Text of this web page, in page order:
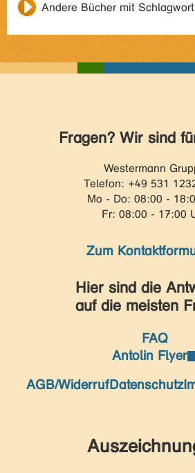
Andere Bücher mit Schlagwort